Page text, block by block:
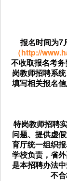
报名时间为7
（http://
不收取报名考
岗教师招聘系
填写相关报名
特岗教师招聘
问题、提供虚
育厅统一组织
学校负责，省
是本招聘办法
不